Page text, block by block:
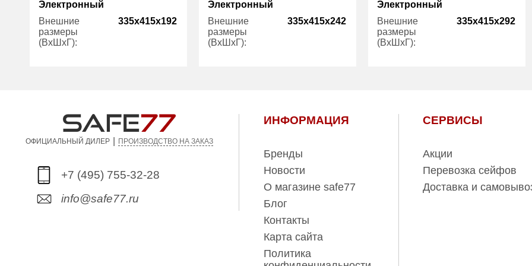
Электронный
Внешние
размеры
(ВхШхГ):
335x415x192
Электронный
Внешние
размеры
(ВхШхГ):
335x415x242
Электронный
Внешние
размеры
(ВхШхГ):
335x415x292
ОФИЦИАЛЬНЫЙ ДИЛЕР ПРОИЗВОДСТВО НА ЗАКАЗ
+7 (495) 755-32-28
info@safe77.ru
ИНФОРМАЦИЯ
Бренды
Новости
О магазине safe77
Блог
Контакты
Карта сайта
Политика
СЕРВИСЫ
Акции
Перевозка сейфов
Доставка и